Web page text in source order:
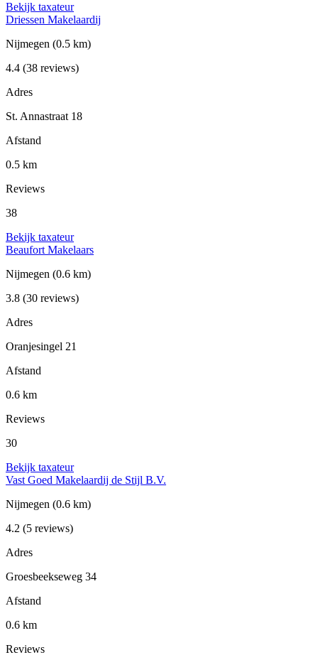
Bekijk taxateur
Driessen Makelaardij
Nijmegen (0.5 km)
4.4 (38 reviews)
Adres
St. Annastraat 18
Afstand
0.5 km
Reviews
38
Bekijk taxateur
Beaufort Makelaars
Nijmegen (0.6 km)
3.8 (30 reviews)
Adres
Oranjesingel 21
Afstand
0.6 km
Reviews
30
Bekijk taxateur
Vast Goed Makelaardij de Stijl B.V.
Nijmegen (0.6 km)
4.2 (5 reviews)
Adres
Groesbeekseweg 34
Afstand
0.6 km
Reviews